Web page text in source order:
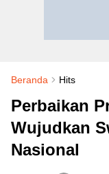
Beranda Hits
Perbaikan
Wujudkan
Nasional